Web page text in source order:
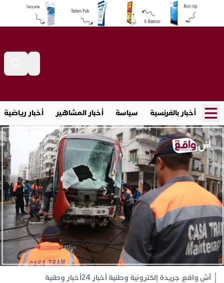
أخبار بالفرنسية سياسة أخبار المشاهير أخبار رياضية
آش واقع جريدة إلكترونية وطنية أخبار 24 أخبار وطنية